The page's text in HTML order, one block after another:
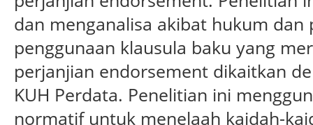
dan menganalisa akibat hukum
penggunaan klausula baku yang
perjanjian endorsement dikaitkan
KUH Perdata. Penelitian ini
normatif untuk menelaah kaidah-